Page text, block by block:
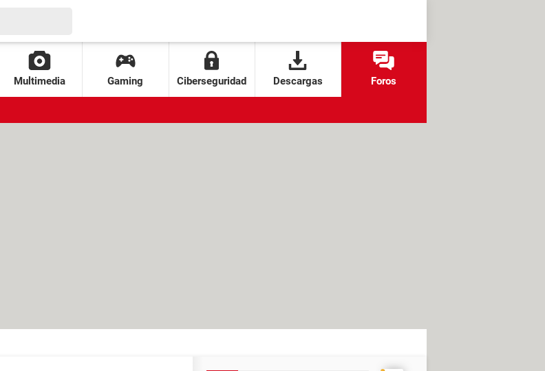
Multimedia Gaming Ciberseguridad Descargas Foros